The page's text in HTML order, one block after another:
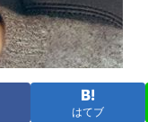
はてブ